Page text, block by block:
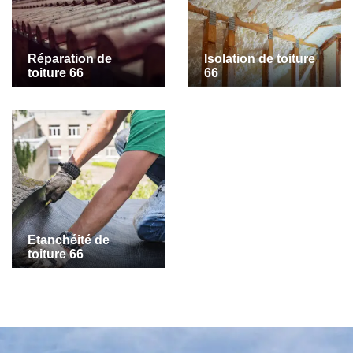
Réparation de
toiture 66
Isolation de toiture
66
Etanchéité de
toiture 66